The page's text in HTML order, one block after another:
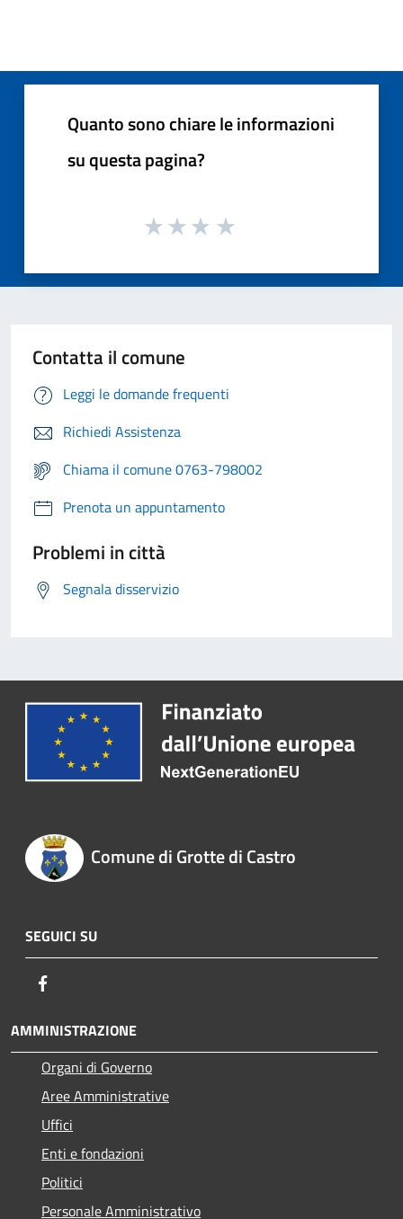
Quanto sono chiare le informazioni
su questa pagina?
Contatta il comune
Leggi le domande frequenti
Richiedi Assistenza
Chiama il comune 0763-798002
Prenota un appuntamento
Problemi in città
Segnala disservizio
Comune di Grotte di Castro
SEGUICI SU
AMMINISTRAZIONE
Organi di Governo
Aree Amministrative
Uffici
Enti e fondazioni
Politici
Personale Amministrativo